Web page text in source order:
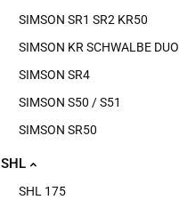
SIMSON SR1 SR2 KR50
SIMSON KR SCHWALBE DUO
SIMSON SR4
SIMSON S50 / S51
SIMSON SR50
SHL
SHL 175